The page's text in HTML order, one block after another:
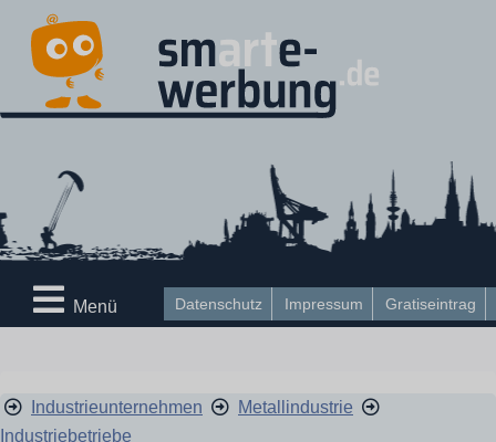
Datenschutz Impressum Gratiseintrag
Menü
Industrieunternehmen
Metallindustrie
Industriebetriebe